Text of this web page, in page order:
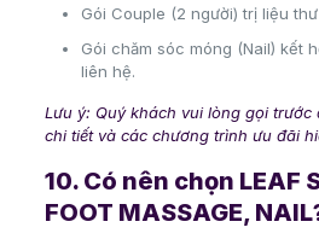
Gói Couple (2 người) trị liệu
Gói chăm sóc móng (Nail) kết
liên hệ.
Lưu ý: Quý khách vui lòng gọi
chi tiết và các chương trình ưu đãi
10. Có nên chọn LEAF
FOOT MASSAGE,